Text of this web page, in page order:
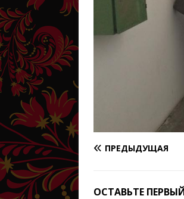
ПРЕДЫДУЩАЯ
ОСТАВЬТЕ